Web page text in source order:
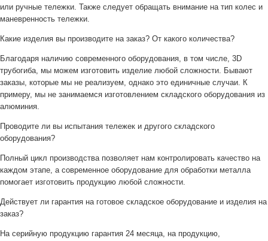
или ручные тележки. Также следует обращать внимание на тип колес и
маневренность тележки.
Какие изделия вы производите на заказ? От какого количества?
Благодаря наличию современного оборудования, в том числе, 3D
трубогиба, мы можем изготовить изделие любой сложности. Бывают
заказы, которые мы не реализуем, однако это единичные случаи. К
примеру, мы не занимаемся изготовлением складского оборудования из
алюминия.
Проводите ли вы испытания тележек и другого складского
оборудования?
Полный цикл производства позволяет нам контролировать качество на
каждом этапе, а современное оборудование для обработки металла
помогает изготовить продукцию любой сложности.
Действует ли гарантия на готовое складское оборудование и изделия на
заказ?
На серийную продукцию гарантия 24 месяца, на продукцию,